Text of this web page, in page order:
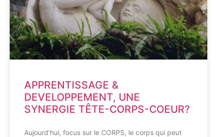
APPRENTISSAGE &
DEVELOPPEMENT, UNE
SYNERGIE TÊTE-CORPS-COEUR?
Aujourd’hui, focus sur le CORPS, le corps qui peut